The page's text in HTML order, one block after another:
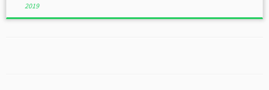
2019